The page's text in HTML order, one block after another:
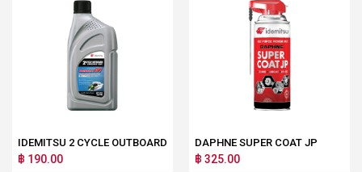
IDEMITSU 2 CYCLE OUTBOARD
฿ 190.00
DAPHNE SUPER COAT JP
฿ 325.00